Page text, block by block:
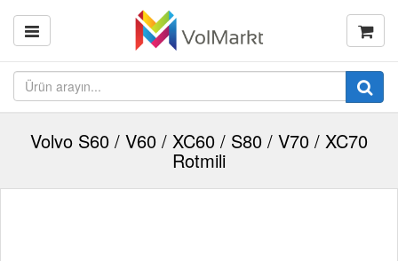
Volvo S60 / V60 / XC60 / S80 / V70 / XC70
Rotmili